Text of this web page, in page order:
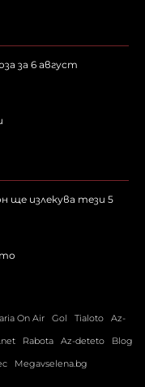
за 6 август
ще излекува тези 5
On Air Gol Tialoto
Az-
Rabota Az-deteto
Blog
Megavselena.bg